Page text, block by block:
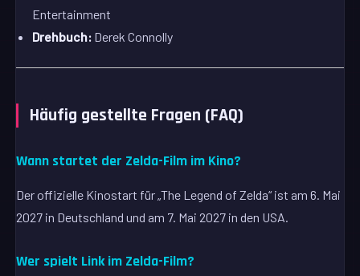
Entertainment
Drehbuch: Derek Connolly
Häufig gestellte Fragen (FAQ)
Wann startet der Zelda-Film im Kino?
Der offizielle Kinostart für „The Legend of Zelda“ ist am 6. Mai
2027 in Deutschland und am 7. Mai 2027 in den USA.
Wer spielt Link im Zelda-Film?